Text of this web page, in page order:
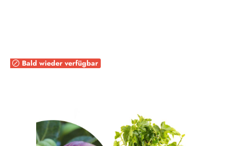
Bald wieder verfügbar